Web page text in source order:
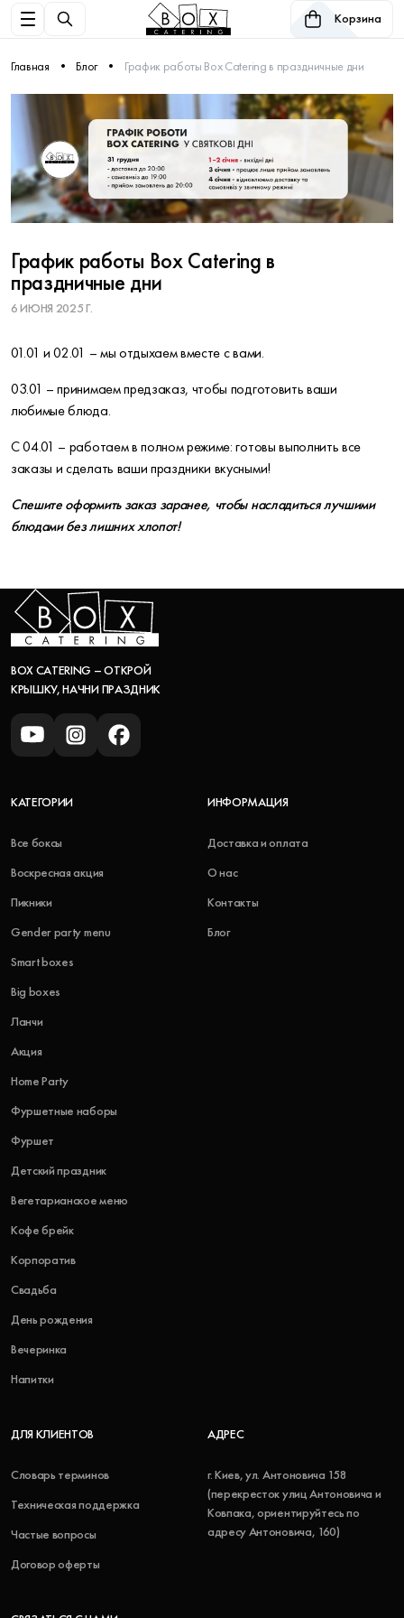
Корзина
Главная Блог График работы Box Catering в праздничные дни
График работы Box Catering в
праздничные дни
6 ИЮНЯ 2025 Г.
01.01 и 02.01 – мы отдыхаем вместе с вами.
03.01 – принимаем предзаказ, чтобы подготовить ваши
любимые блюда.
С 04.01 – работаем в полном режиме: готовы выполнить все
заказы и сделать ваши праздники вкусными!
Спешите оформить заказ заранее, чтобы насладиться лучшими
блюдами без лишних хлопот!
BOX CATERING – ОТКРОЙ
КРЫШКУ, НАЧНИ ПРАЗДНИК
КАТЕГОРИИ
Все боксы
Воскресная акция
Пикники
Gender party menu
Smart boxes
Big boxes
Ланчи
Акция
Home Party
Фуршетные наборы
Фуршет
Детский праздник
Вегетарианское меню
Кофе брейк
Корпоратив
Свадьба
День рождения
Вечеринка
Напитки
ИНФОРМАЦИЯ
Доставка и оплата
О нас
Контакты
Блог
ДЛЯ КЛИЕНТОВ
Словарь терминов
Техническая поддержка
Частые вопросы
Договор оферты
АДРЕС
г. Киев, ул. Антоновича 158
(перекресток улиц Антоновича и
Ковпака, ориентируйтесь по
адресу Антоновича, 160)